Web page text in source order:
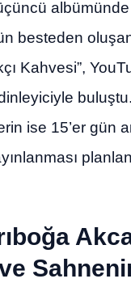
besteden
Kahvesi”,
ise 15’er gün